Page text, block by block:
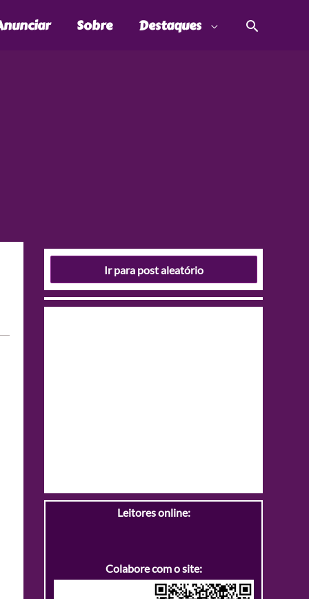
Sobre Destaques
Ir para post aleatório
Leitores online:
Colabore com o site: